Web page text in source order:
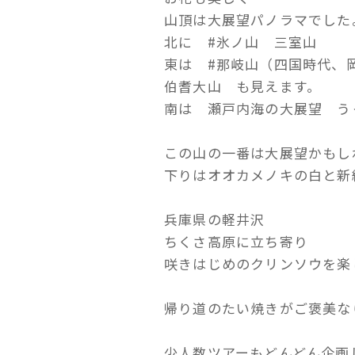
山頂は大展望パノラマでし
北に #氷ノ山 三室山
東は #那岐山（四国時代、
伯耆大山 も見えます。
南は 瀬戸内海の大展望 う
この山の一番は大展望かも
下りはオオカメノキの白と
兵庫県の軽井沢
ちくさ高原に立ち寄り
咲きはじめのクリンソウを
帰り道のたい焼きがご褒美